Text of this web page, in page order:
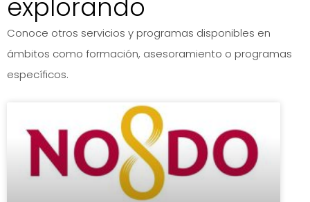
explorando
Conoce otros servicios y programas disponibles en
ámbitos como formación, asesoramiento o programas
específicos.